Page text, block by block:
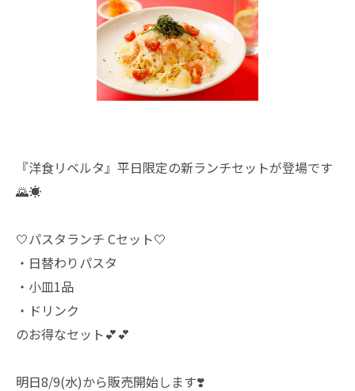
『洋食リベルタ』平日限定の新ランチセットが登場です
🌄☀️
🤍パスタランチ Cセット🤍
・日替わりパスタ
・小皿1品
・ドリンク
のお得なセット︎💕︎︎💕︎
明日8/9(水)から販売開始します❣️